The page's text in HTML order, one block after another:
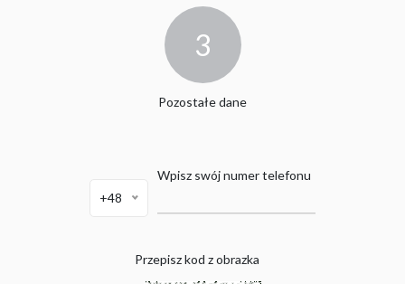
3
Pozostałe dane
+48
Wpisz swój numer telefonu
Przepisz kod z obrazka